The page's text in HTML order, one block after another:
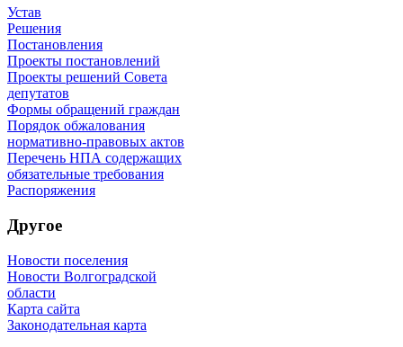
Устав
Решения
Постановления
Проекты постановлений
Проекты решений Совета
депутатов
Формы обращений граждан
Порядок обжалования
нормативно-правовых актов
Перечень НПА содержащих
обязательные требования
Распоряжения
Другое
Новости поселения
Новости Волгоградской
области
Карта сайта
Законодательная карта